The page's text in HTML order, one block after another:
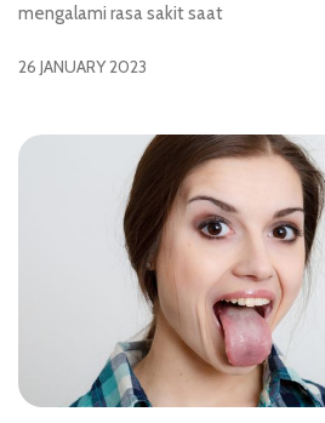
mengalami rasa sakit saat
26 JANUARY 2023